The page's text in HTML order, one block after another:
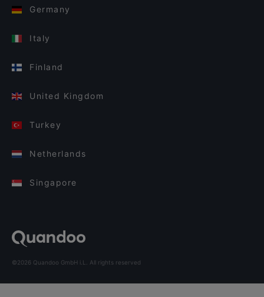
Germany
Italy
Finland
United Kingdom
Turkey
Netherlands
Singapore
©2026 Quandoo GmbH i.L. All rights reserved